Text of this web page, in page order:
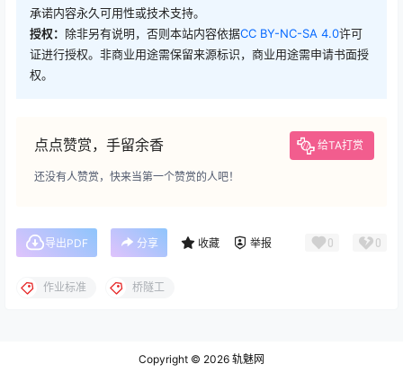
承诺内容永久可用性或技术支持。
授权： 除非另有说明，否则本站内容依据CC BY-NC-SA 4.0许可
证进行授权。非商业用途需保留来源标识，商业用途需申请书面授
权。
点点赞赏，手留余香 给TA打赏
还没有人赞赏，快来当第一个赞赏的人吧！
导出PDF 分享 收藏 举报 0 0
作业标准 桥隧工
Copyright © 2026 轨魅网